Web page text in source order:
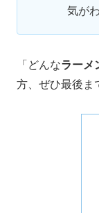
気が
「どんなラーメ
方、ぜひ最後ま